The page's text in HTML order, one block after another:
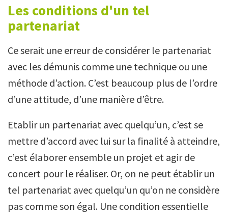
Les conditions d'un tel
partenariat
Ce serait une erreur de considérer le partenariat
avec les démunis comme une technique ou une
méthode d’action. C’est beaucoup plus de l’ordre
d’une attitude, d’une manière d’être.
Etablir un partenariat avec quelqu’un, c’est se
mettre d’accord avec lui sur la finalité à atteindre,
c’est élaborer ensemble un projet et agir de
concert pour le réaliser. Or, on ne peut établir un
tel partenariat avec quelqu’un qu’on ne considère
pas comme son égal. Une condition essentielle